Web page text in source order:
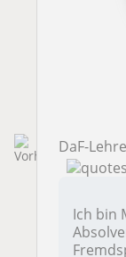
DaF-Lehrerin mit 8-
Ich bin